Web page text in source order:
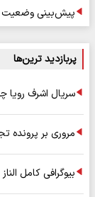
پیش‌بینی وضعیت
پربازدید ترین‌ها
سریال اشرف
مروری بر پرونده
بیوگرافی کامل